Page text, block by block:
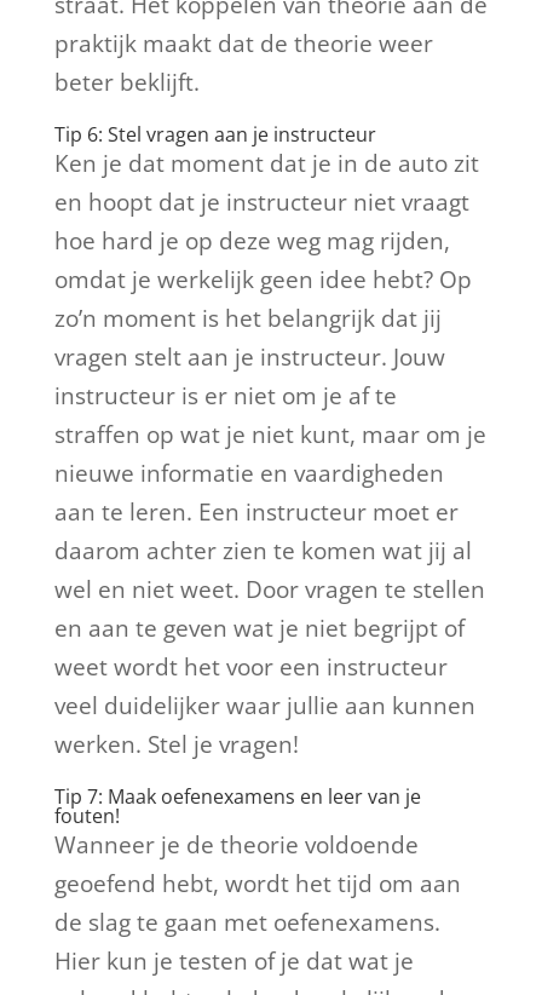
praktijk maakt dat de theorie weer
beter beklijft.
Tip 6: Stel vragen aan je instructeur
Ken je dat moment dat je in de auto zit
en hoopt dat je instructeur niet vraagt
hoe hard je op deze weg mag rijden,
omdat je werkelijk geen idee hebt? Op
zo’n moment is het belangrijk dat jij
vragen stelt aan je instructeur. Jouw
instructeur is er niet om je af te
straffen op wat je niet kunt, maar om je
nieuwe informatie en vaardigheden
aan te leren. Een instructeur moet er
daarom achter zien te komen wat jij al
wel en niet weet. Door vragen te stellen
en aan te geven wat je niet begrijpt of
weet wordt het voor een instructeur
veel duidelijker waar jullie aan kunnen
werken. Stel je vragen!
Tip 7: Maak oefenexamens en leer van je
fouten!
Wanneer je de theorie voldoende
geoefend hebt, wordt het tijd om aan
de slag te gaan met oefenexamens.
Hier kun je testen of je dat wat je